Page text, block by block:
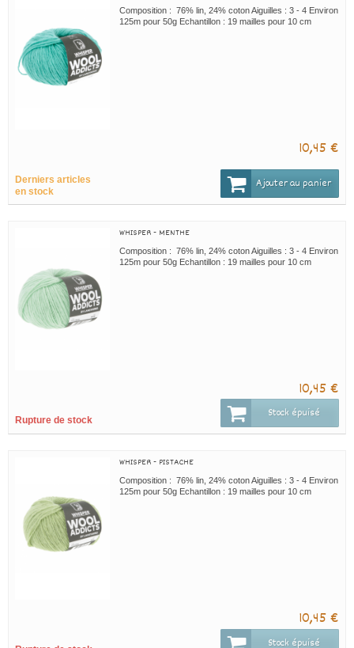
Composition : 76% lin, 24% coton Aiguilles : 3 - 4 Environ
125m pour 50g Echantillon : 19 mailles pour 10 cm
10,45 €
Derniers articles
en stock
Ajouter au panier
WHISPER - MENTHE
Composition : 76% lin, 24% coton Aiguilles : 3 - 4 Environ
125m pour 50g Echantillon : 19 mailles pour 10 cm
10,45 €
Rupture de stock Stock épuisé
WHISPER - PISTACHE
Composition : 76% lin, 24% coton Aiguilles : 3 - 4 Environ
125m pour 50g Echantillon : 19 mailles pour 10 cm
10,45 €
Stock épuisé